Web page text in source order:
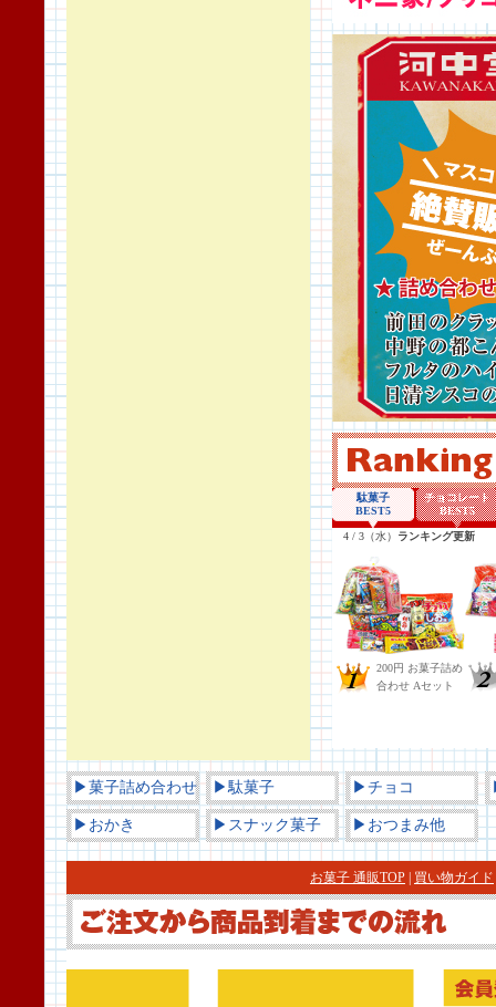
▶菓子詰め合わせ ▶駄菓子 ▶チョコ
▶おかき ▶スナック菓子 ▶おつまみ他
お菓子 通販TOP 買い物ガイド